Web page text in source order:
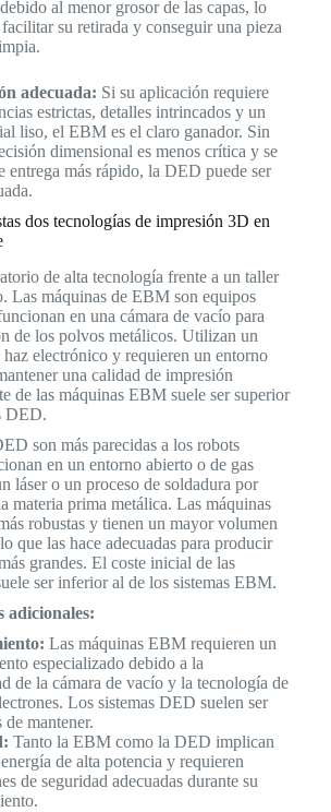
al menor grosor de las capas, lo
su retirada y conseguir una pieza
adecuada: Si su aplicación requiere
estrictas, detalles intrincados y un
liso, el EBM es el claro ganador. Sin
dimensional es menos crítica y se
entrega más rápido, la DED puede ser
dos tecnologías de impresión 3D en
de alta tecnología frente a un taller
Las máquinas de EBM son equipos
en una cámara de vacío para
de los polvos metálicos. Utilizan un
haz electrónico y requieren un entorno
una calidad de impresión
de las máquinas EBM suele ser superior
DED.
son más parecidas a los robots
en un entorno abierto o de gas
láser o un proceso de soldadura por
materia prima metálica. Las máquinas
robustas y tienen un mayor volumen
que las hace adecuadas para producir
grandes. El coste inicial de las
ser inferior al de los sistemas EBM.
adicionales:
Las máquinas EBM requieren un
especializado debido a la
de la cámara de vacío y la tecnología de
Los sistemas DED suelen ser
de mantener.
Tanto la EBM como la DED implican
de alta potencia y requieren
de seguridad adecuadas durante su